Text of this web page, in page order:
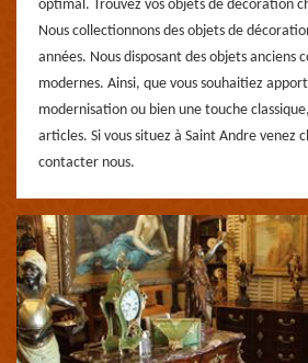
optimal. Trouvez vos objets de décoration
Nous collectionnons des objets de
années. Nous disposant des objets anciens
modernes. Ainsi, que vous souhaitiez
modernisation ou bien une touche
articles. Si vous situez à Saint Andre venez
contacter nous.